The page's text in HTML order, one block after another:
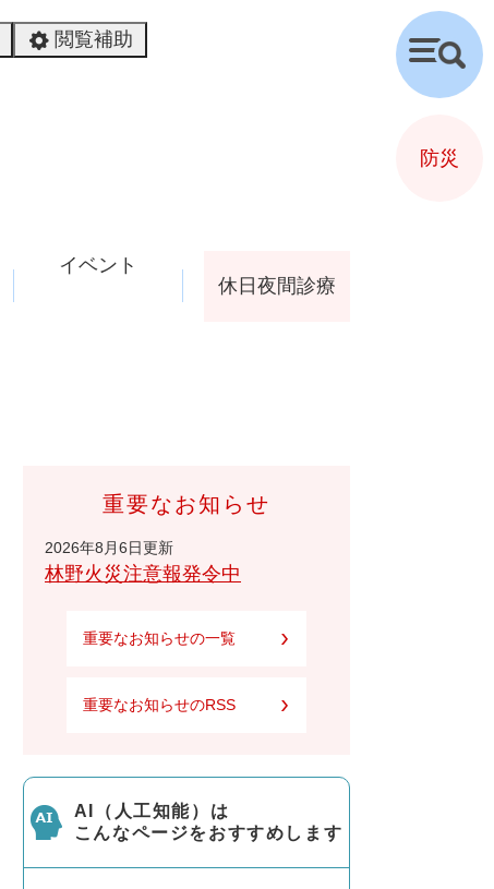
閲覧補助
イベント
休日夜間診療
重要なお知らせ
2026年8月6日更新
林野火災注意報発令中
重要なお知らせの一覧
重要なお知らせのRSS
AI（人工知能）は
こんなページをおすすめします
検
索
防災